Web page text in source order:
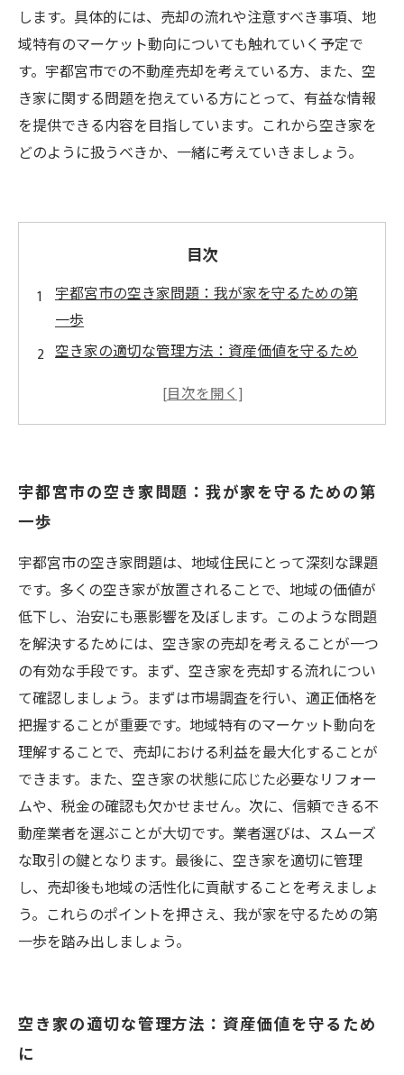
します。具体的には、売却の流れや注意すべき事項、地
域特有のマーケット動向についても触れていく予定で
す。宇都宮市での不動産売却を考えている方、また、空
き家に関する問題を抱えている方にとって、有益な情報
を提供できる内容を目指しています。これから空き家を
どのように扱うべきか、一緒に考えていきましょう。
目次
宇都宮市の空き家問題：我が家を守るための第
一歩
空き家の適切な管理方法：資産価値を守るため
イント
宇都宮市の空き家問題：我が家を守るための第
一歩
宇都宮市の空き家問題は、地域住民にとって深刻な課題
です。多くの空き家が放置されることで、地域の価値が
低下し、治安にも悪影響を及ぼします。このような問題
を解決するためには、空き家の売却を考えることが一つ
の有効な手段です。まず、空き家を売却する流れについ
て確認しましょう。まずは市場調査を行い、適正価格を
把握することが重要です。地域特有のマーケット動向を
理解することで、売却における利益を最大化することが
できます。また、空き家の状態に応じた必要なリフォー
ムや、税金の確認も欠かせません。次に、信頼できる不
動産業者を選ぶことが大切です。業者選びは、スムーズ
な取引の鍵となります。最後に、空き家を適切に管理
し、売却後も地域の活性化に貢献することを考えましょ
う。これらのポイントを押さえ、我が家を守るための第
一歩を踏み出しましょう。
空き家の適切な管理方法：資産価値を守るため
に